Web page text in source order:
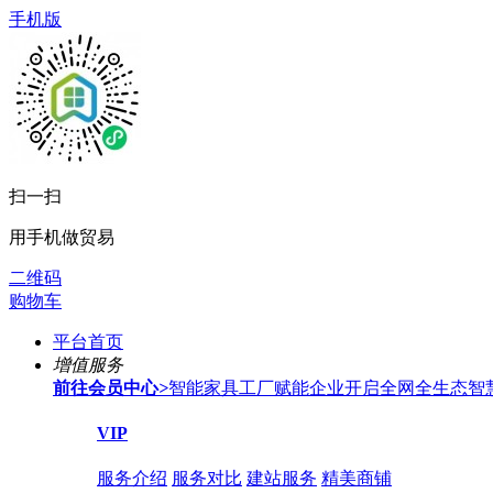
手机版
扫一扫
用手机做贸易
二维码
购物车
平台首页
增值服务
前往会员中心>智能家具工厂赋能企业开启全网全生态智
VIP
服务介绍 服务对比 建站服务 精美商铺